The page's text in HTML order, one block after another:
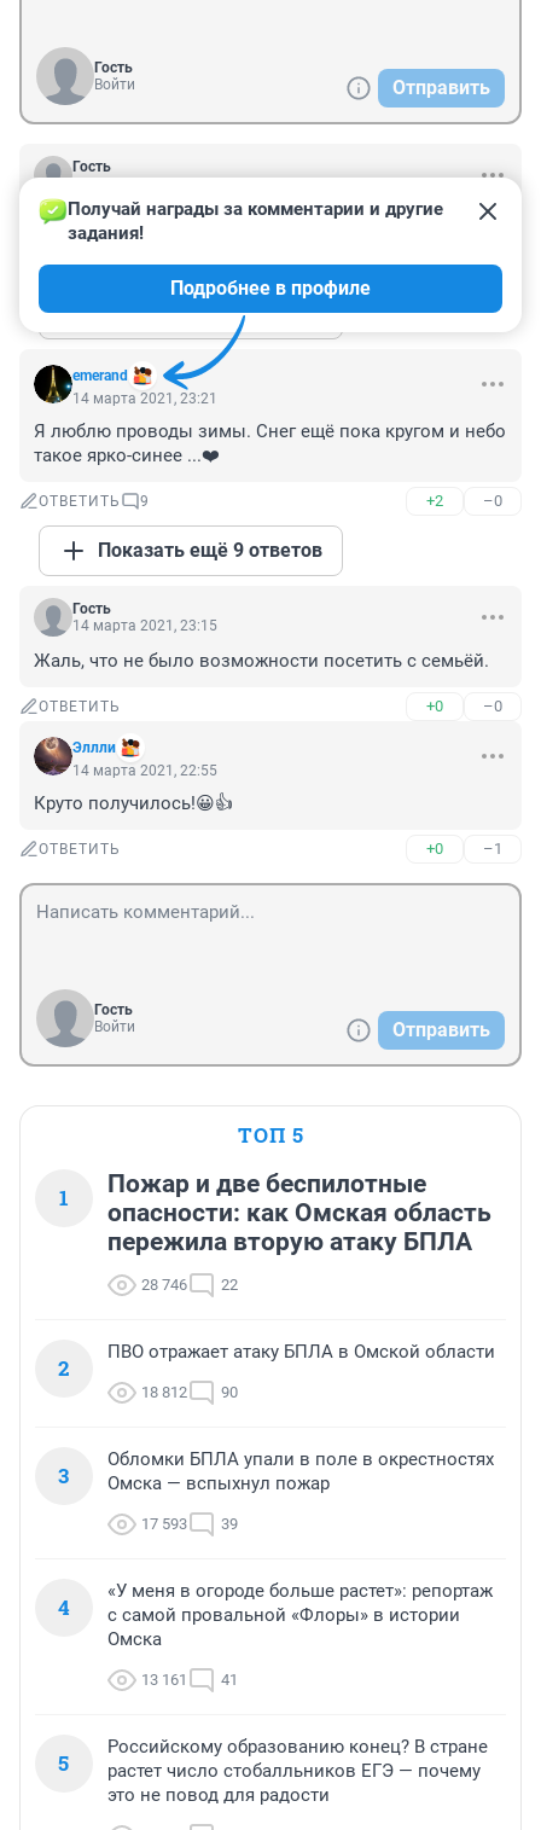
Гость
Войти
Отправить
Гость
Не понятно, что происходит с людьми
ОТВЕТИТЬ 5 +1 –1
Показать ещё 5 ответов
emerand
Получай награды за комментарии и другие
задания!
Подробнее в профиле
14 марта 2021, 23:21
Я люблю проводы зимы. Снег ещё пока кругом и небо
такое ярко-синее ...❤️
ОТВЕТИТЬ 9 +2 –0
Показать ещё 9 ответов
Гость
14 марта 2021, 23:15
Жаль, что не было возможности посетить с семьёй.
ОТВЕТИТЬ +0 –0
Эллли
14 марта 2021, 22:55
Круто получилось!😀👍
ОТВЕТИТЬ +0 –1
Гость
Войти
Отправить
ТОП 5
1
Пожар и две беспилотные
опасности: как Омская область
пережила вторую атаку БПЛА
28 746 22
2
ПВО отражает атаку БПЛА в Омской области
18 812 90
3
Обломки БПЛА упали в поле в окрестностях
Омска — вспыхнул пожар
17 593 39
4
«У меня в огороде больше растет»: репортаж
с самой провальной «Флоры» в истории
Омска
13 161 41
5
Российскому образованию конец? В стране
растет число стобалльников ЕГЭ — почему
это не повод для радости